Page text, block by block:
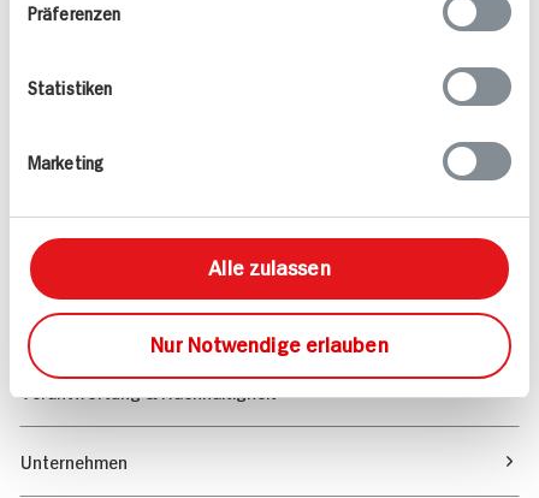
Präferenzen
Statistiken
Marketing
Alle zulassen
Nur Notwendige erlauben
Marktfinder
Unser Magazin
Unternehmen